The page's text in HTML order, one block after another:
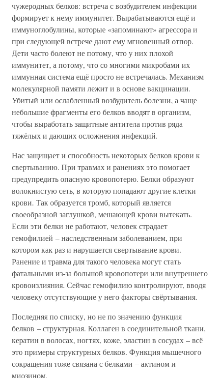
чужеродных белков: встреча с возбудителем инфекции
формирует к нему иммунитет. Вырабатываются ещё и
иммуноглобулины, которые «запоминают» агрессора и
при следующей встрече дают ему мгновенный отпор.
Дети часто болеют не потому, что у них плохой
иммунитет, а потому, что со многими микробами их
иммунная система ещё просто не встречалась. Механизм
молекулярной памяти лежит и в основе вакцинации.
Убитый или ослабленный возбудитель болезни, а чаще
небольшие фрагменты его белков вводят в организм,
чтобы выработать защитные антитела против ряда
тяжёлых и дающих осложнения инфекций.
Нас защищает и способность некоторых белков крови к
свертыванию. При травмах и ранениях это помогает
предупредить опасную кровопотерю. Белки образуют
волокнистую сеть, в которую попадают другие клетки
крови. Так образуется тромб, который является
своеобразной заглушкой, мешающей крови вытекать.
Если эти белки не работают, человек страдает
гемофилией – наследственным заболеванием, при
котором как раз и нарушается свертывание крови.
Ранение и травма для такого человека могут стать
фатальными из-за большой кровопотери или внутреннего
кровоизлияния. Сейчас гемофилию контролируют, вводя
человеку отсутствующие у него факторы свёртывания.
Последняя по списку, но не по значению функция
белков – структурная. Коллаген в соединительной ткани,
кератин в волосах, ногтях, коже, эластин в сосудах – всё
это примеры структурных белков. Функция мышечного
сокращения тоже связана с белками – актином и
миозином.